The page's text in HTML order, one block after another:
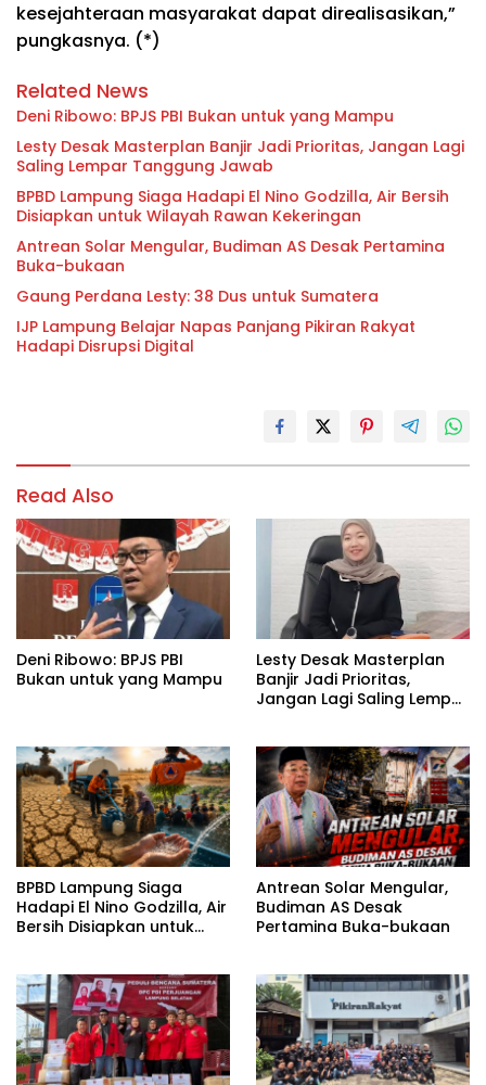
kesejahteraan masyarakat dapat direalisasikan,”
pungkasnya. (*)
Related News
Deni Ribowo: BPJS PBI Bukan untuk yang Mampu
Lesty Desak Masterplan Banjir Jadi Prioritas, Jangan Lagi
Saling Lempar Tanggung Jawab
BPBD Lampung Siaga Hadapi El Nino Godzilla, Air Bersih
Disiapkan untuk Wilayah Rawan Kekeringan
Antrean Solar Mengular, Budiman AS Desak Pertamina
Buka-bukaan
Gaung Perdana Lesty: 38 Dus untuk Sumatera
IJP Lampung Belajar Napas Panjang Pikiran Rakyat
Hadapi Disrupsi Digital
Read Also
Deni Ribowo: BPJS PBI
Bukan untuk yang Mampu
Lesty Desak Masterplan
Banjir Jadi Prioritas,
Jangan Lagi Saling Lempar
BPBD Lampung Siaga
Hadapi El Nino Godzilla, Air
Bersih Disiapkan untuk
Antrean Solar Mengular,
Budiman AS Desak
Pertamina Buka-bukaan